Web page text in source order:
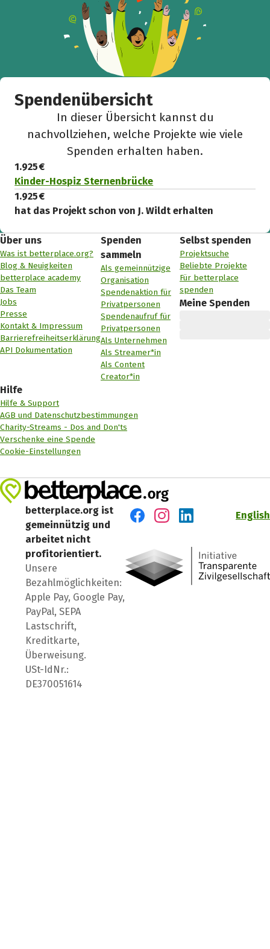
Spendenübersicht
In dieser Übersicht kannst du
nachvollziehen, welche Projekte wie viele
Spenden erhalten haben.
1.925 €
Kinder-Hospiz Sternenbrücke
1.925 €
hat das Projekt schon von J. Wildt erhalten
Über uns
Was ist betterplace.org?
Blog & Neuigkeiten
betterplace academy
Das Team
Jobs
Presse
Kontakt & Impressum
Barrierefreiheitserklärung
API Dokumentation
Spenden
sammeln
Als gemeinnützige
Organisation
Spendenaktion für
Privatpersonen
Spendenaufruf für
Privatpersonen
Als Unternehmen
Als Streamer*in
Als Content
Creator*in
Selbst spenden
Projektsuche
Beliebte Projekte
Für betterplace
spenden
Meine Spenden
Hilfe
Hilfe & Support
AGB und Datenschutzbestimmungen
Charity-Streams - Dos and Don'ts
Verschenke eine Spende
Cookie-Einstellungen
betterplace.org ist
gemeinnützig und
arbeitet nicht
profitorientiert.
Unsere
Bezahlmöglichkeiten:
Apple Pay, Google Pay,
PayPal, SEPA
Lastschrift,
Kreditkarte,
Überweisung.
USt-IdNr.:
DE370051614
English